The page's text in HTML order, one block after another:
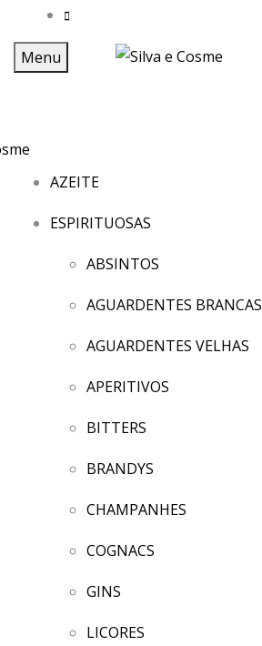
Menu
AZEITE
ESPIRITUOSAS
ABSINTOS
AGUARDENTES BRANCAS
AGUARDENTES VELHAS
APERITIVOS
BITTERS
BRANDYS
CHAMPANHES
COGNACS
GINS
LICORES